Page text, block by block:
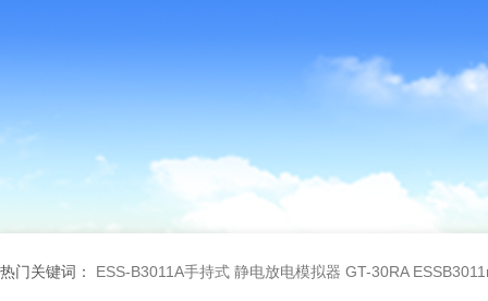
热门关键词： ESS-B3011A手持式 静电放电模拟器 GT-30RA